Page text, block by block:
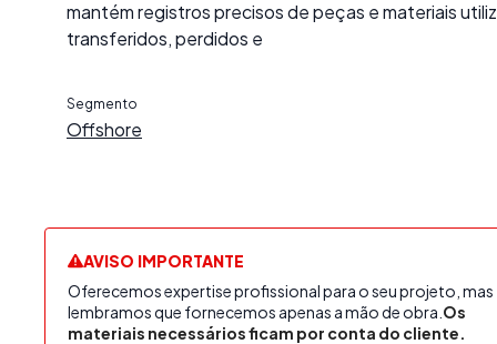
mantém registros precisos de peças e materiais
transferidos, perdidos e
Segmento
Offshore
AVISO IMPORTANTE
Oferecemos expertise profissional para o seu projeto, mas
lembramos que fornecemos apenas a mão de obra. Os
materiais necessários ficam por conta do cliente.